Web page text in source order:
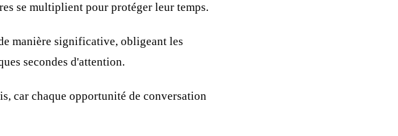
se multiplient pour protéger leur temps.
manière significative, obligeant les
secondes d'attention.
car chaque opportunité de conversation